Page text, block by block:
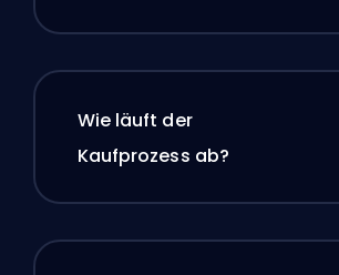
Wie läuft der
Kaufprozess ab?